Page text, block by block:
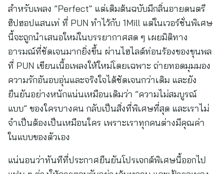
สำหรับเพลง “Perfect” แต่เดิมต้นฉบับมีกลิ่นอายดนตรี
ฮิปฮอปแสนเท่ ที่ PUN ทำไว้กับ 1Mill แต่ในเวอร์ชั่นพิเศษ
นี้จะถูกนำเสนอใหม่ในบรรยากาศสด ๆ เผยมิติทาง
อารมณ์ที่ชัดเจนมากยิ่งขึ้น ผ่านไฮไลต์ท่อนร้องของขุนพล
ที่ PUN เขียนเนื้อเพลงให้ใหม่โดยเฉพาะ ถ่ายทอดมุมมอง
ความรักอันอบอุ่นและจริงใจได้ชัดเจนกว่าเดิม และยัง
ยืนยันอย่างหนักแน่นเหมือนเดิมว่า “ความไม่สมบูรณ์
แบบ” ของใครบางคน กลับเป็นสิ่งที่พิเศษที่สุด และเราไม่
จำเป็นต้องเป็นเหมือนใคร เพราะเราทุกคนต่างมีคุณค่า
ในแบบของตัวเอง
แน่นอนว่าทันทีที่ประกาศยืนยันโปรเจกต์พิเศษนี้ออกไป